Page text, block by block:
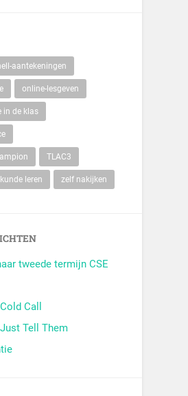
aantekeningen
online-lesgeven
in de klas
TLAC3
leren zelf nakijken
tweede termijn CSE
Call
Tell Them